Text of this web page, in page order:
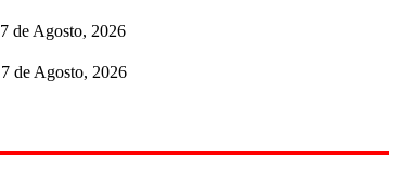
7 de Agosto, 2026
7 de Agosto, 2026